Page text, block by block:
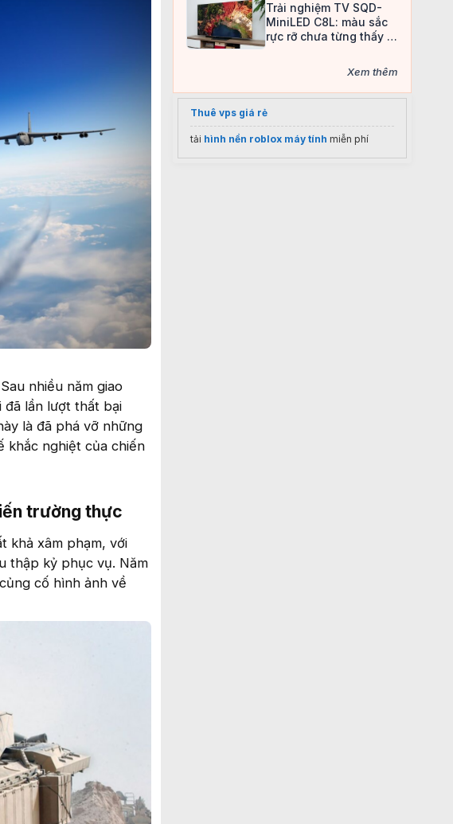
nhiều năm giao
đã lần lượt thất bại
là đã phá vỡ những
khắc nghiệt của chiến
trường thực
khả xâm phạm, với
thập kỷ phục vụ. Năm
cố hình ảnh về
Trải nghiệm TV SQD-
MiniLED C8L: màu sắc
rực rỡ chưa từng thấy ở
Xem thêm
Thuê vps giá rẻ
tải hình nền roblox máy tính miễn phí